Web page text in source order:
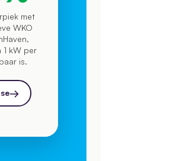
met
WKO
1 kW per
is.
→